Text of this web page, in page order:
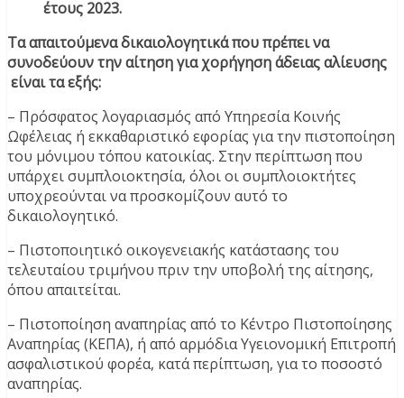
έτους 2023.
Τα απαιτούμενα δικαιολογητικά που πρέπει να
συνοδεύουν την αίτηση για χορήγηση άδειας αλίευσης
είναι τα εξής:
– Πρόσφατος λογαριασμός από Υπηρεσία Κοινής
Ωφέλειας ή εκκαθαριστικό εφορίας για την πιστοποίηση
του μόνιμου τόπου κατοικίας. Στην περίπτωση που
υπάρχει συμπλοιοκτησία, όλοι οι συμπλοιοκτήτες
υποχρεούνται να προσκομίζουν αυτό το
δικαιολογητικό.
– Πιστοποιητικό οικογενειακής κατάστασης του
τελευταίου τριμήνου πριν την υποβολή της αίτησης,
όπου απαιτείται.
– Πιστοποίηση αναπηρίας από το Κέντρο Πιστοποίησης
Αναπηρίας (ΚΕΠΑ), ή από αρμόδια Υγειονομική Επιτροπή
ασφαλιστικού φορέα, κατά περίπτωση, για το ποσοστό
αναπηρίας.